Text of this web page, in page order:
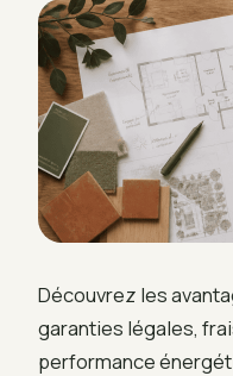
Découvrez les
garanties légales,
performance